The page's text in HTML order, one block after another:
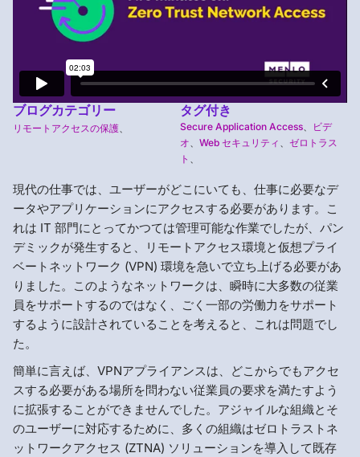
ブログカテゴリー
リモートアクセスの保護、
タグ付き
Secure Application Access、
ビデ
オ、 Web セキュリティ 、 ゼロトラス
ト 、
現代の仕事では、ユーザーがどこにいても、仕事に必要なデ
ータやアプリケーションにアクセスする必要があります。こ
れは IT 部門にとってかつては管理可能な作業でしたが、パン
デミックが発生すると、リモートアクセス環境と仮想プライ
ベートネットワーク (VPN) 環境を急いで立ち上げる必要があ
りました。このようなネットワークは、瞬時に大多数の従業
員をサポートするのではなく、ごく一部の労働力をサポート
するように設計されていることを考えると、これは問題でし
た。
簡単に言えば、VPNアプライアンスは、どこからでもアクセ
スする必要がある場所を問わない従業員の要求を満たすよう
に拡張することができませんでした。アジャイルな組織とそ
のユーザーに対応するために、多くの組織はゼロトラストネ
ットワークアクセス (ZTNA) ソリューションを導入して既存